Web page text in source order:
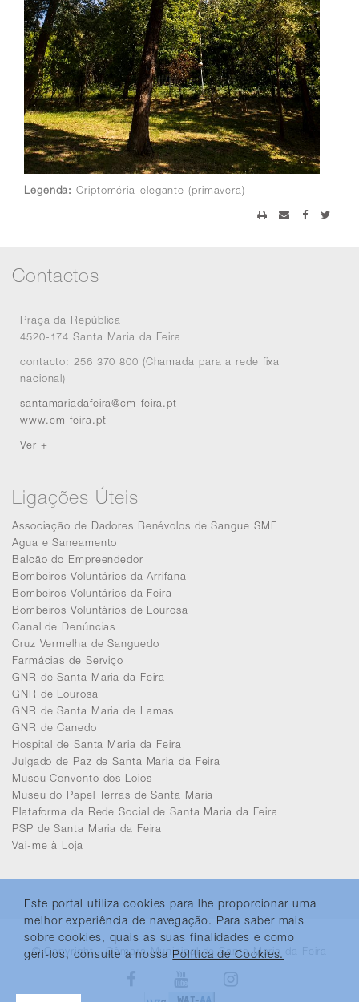
Legenda:Criptoméria-elegante (primavera)
Este portal utiliza cookies para lhe proporcionar uma
melhor experiência de navegação. Para saber mais
sobre cookies, quais as suas finalidades e como
geri-los, consulte a nossa Política de Cookies.
Contactos
Praça da República
4520-174 Santa Maria da Feira
contacto: 256 370 800 (Chamada para a rede fixa
nacional)
santamariadafeira@cm-feira.pt
www.cm-feira.pt
Ver +
Ligações Úteis
Associação de Dadores Benévolos de Sangue SMF
Agua e Saneamento
Balcão do Empreendedor
Bombeiros Voluntários da Arrifana
Bombeiros Voluntários da Feira
Bombeiros Voluntários de Lourosa
Canal de Denúncias
Cruz Vermelha de Sanguedo
Farmácias de Serviço
GNR de Santa Maria da Feira
GNR de Lourosa
GNR de Santa Maria de Lamas
GNR de Canedo
Hospital de Santa Maria da Feira
Julgado de Paz de Santa Maria da Feira
Museu Convento dos Loios
Museu do Papel Terras de Santa Maria
Plataforma da Rede Social de Santa Maria da Feira
PSP de Santa Maria da Feira
Vai-me à Loja
© Copyright - Câmara Municipal de Santa Maria da Feira
FacebookYoutube